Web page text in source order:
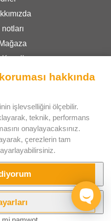
Koşullar
s.r.o.
484/1a
8 – Liben
bizimle sohbet edin
hakkında
işlevselliğini ölçebilir.
teknik, performans
onaylayacaksınız.
çerezlerin tam